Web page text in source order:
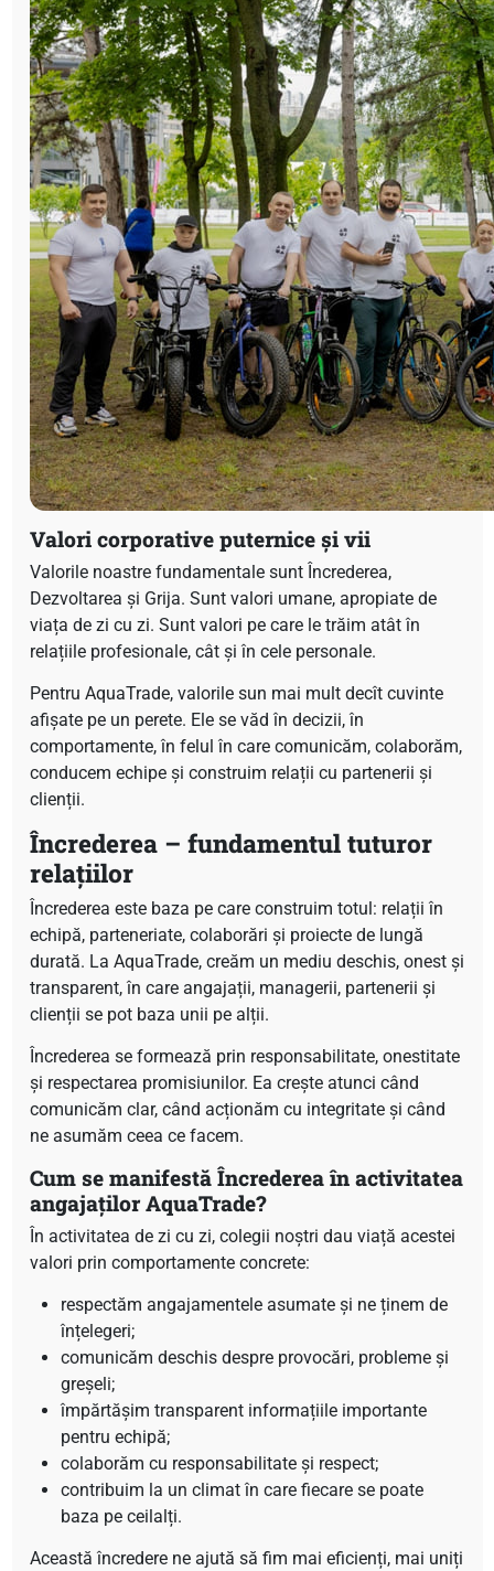
Valori corporative puternice și vii
Valorile noastre fundamentale sunt Încrederea,
Dezvoltarea și Grija. Sunt valori umane, apropiate de
viața de zi cu zi. Sunt valori pe care le trăim atât în
relațiile profesionale, cât și în cele personale.
Pentru AquaTrade, valorile sun mai mult decît cuvinte
afișate pe un perete. Ele se văd în decizii, în
comportamente, în felul în care comunicăm, colaborăm,
conducem echipe și construim relații cu partenerii și
clienții.
Încrederea – fundamentul tuturor
relațiilor
Încrederea este baza pe care construim totul: relații în
echipă, parteneriate, colaborări și proiecte de lungă
durată. La AquaTrade, creăm un mediu deschis, onest și
transparent, în care angajații, managerii, partenerii și
clienții se pot baza unii pe alții.
Încrederea se formează prin responsabilitate, onestitate
și respectarea promisiunilor. Ea crește atunci când
comunicăm clar, când acționăm cu integritate și când
ne asumăm ceea ce facem.
Cum se manifestă Încrederea în activitatea
angajaților AquaTrade?
În activitatea de zi cu zi, colegii noștri dau viață acestei
valori prin comportamente concrete:
respectăm angajamentele asumate și ne ținem de
înțelegeri;
comunicăm deschis despre provocări, probleme și
greșeli;
împărtășim transparent informațiile importante
pentru echipă;
colaborăm cu responsabilitate și respect;
contribuim la un climat în care fiecare se poate
baza pe ceilalți.
Această încredere ne ajută să fim mai eficienți, mai uniți